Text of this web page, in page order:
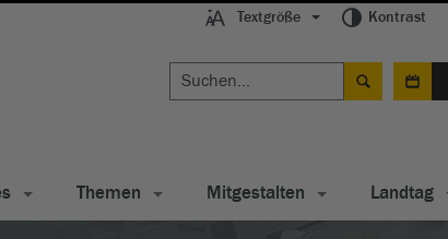
Textgröße Kontrast
Themen Mitgestalten Landtag